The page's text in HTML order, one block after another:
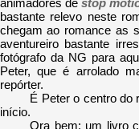
animadores de stop
bastante relevo neste
chegam ao romance as
aventureiro bastante
fotógrafo da NG para
Peter, que é arrolado
repórter.
É Peter o centro do
início.
Ora bem: um livro